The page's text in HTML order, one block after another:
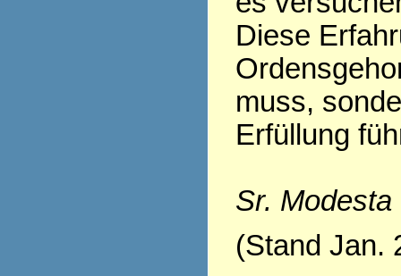
Diese
muss,
Erfüllung
Sr.
(Stand Jan.